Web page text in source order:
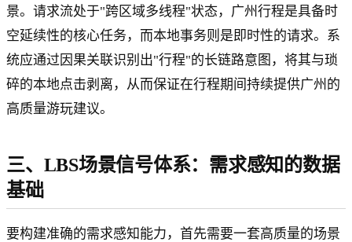
景。请求流处于"跨区域多线程"状态，广州行程是具备时
空延续性的核心任务，而本地事务则是即时性的请求。系
统应通过因果关联识别出"行程"的长链路意图，将其与琐
碎的本地点击剥离，从而保证在行程期间持续提供广州的
高质量游玩建议。
三、LBS场景信号体系：需求感知的数据
基础
要构建准确的需求感知能力，首先需要一套高质量的场景